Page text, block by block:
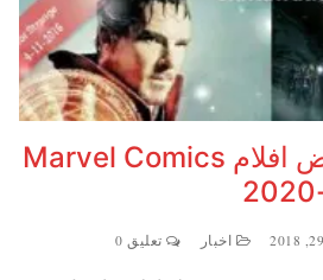
جميع مواعيد عرض افلام Marvel Comics
اخبار تعليق 0